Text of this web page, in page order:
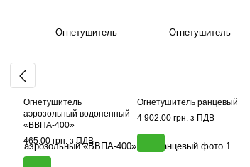
Огнетушитель
аэрозольный водопенный
«ВВПА-400»
465.00 грн. з ПДВ
Огнетушитель ранцевый
4 902.00 грн. з ПДВ